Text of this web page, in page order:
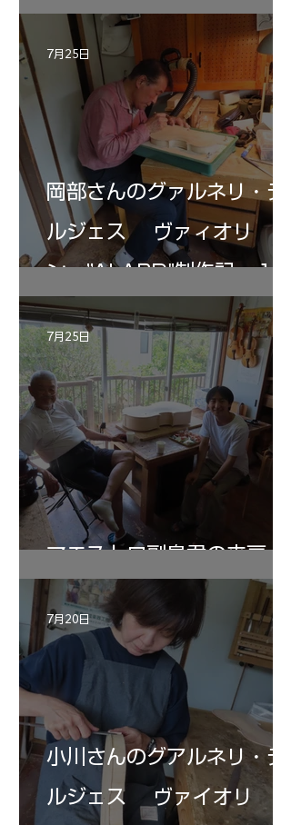
岡部さんのグァルネリ・デ
ルジェス ヴァィオリ
ン ”ALARD"制作記 １2
7月25日
マエストロ副島君の来房
7月25日
小川さんのグアルネリ・デ
ルジェス ヴァイオリ
7月20日